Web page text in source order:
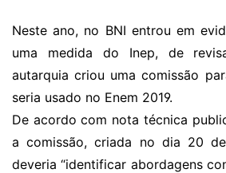
Neste ano, no BNI entrou em
uma medida do Inep, de
autarquia criou uma comissão
seria usado no Enem 2019.
De acordo com nota técnica
a comissão, criada no dia 20
deveria “identificar abordagens